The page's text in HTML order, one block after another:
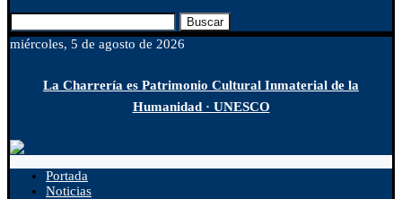
Buscar
miércoles, 5 de agosto de 2026
La Charrería es Patrimonio Cultural Inmaterial de la
Humanidad · UNESCO
Portada
Noticias